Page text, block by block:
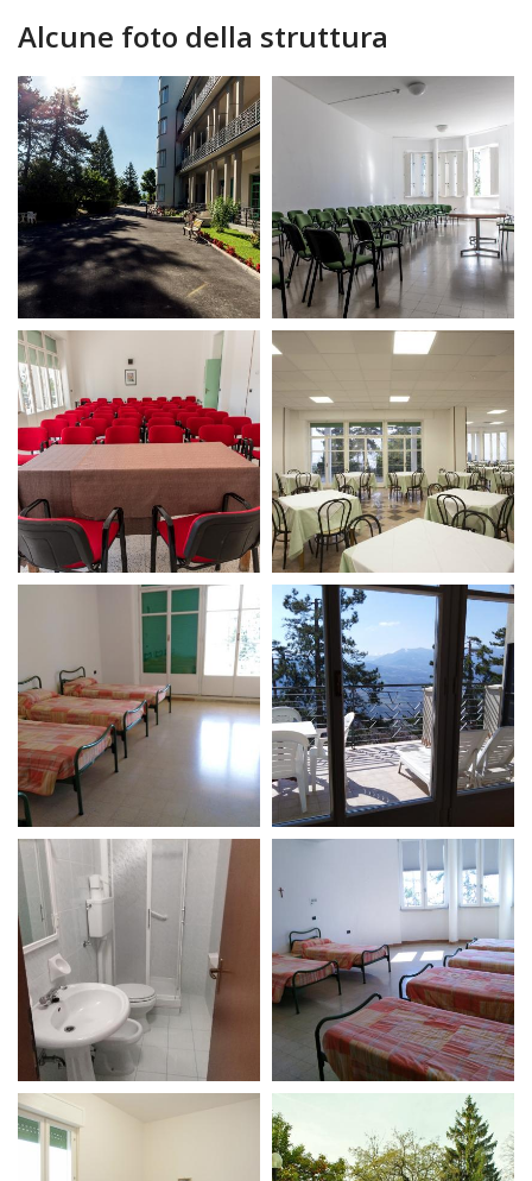
Alcune foto della struttura